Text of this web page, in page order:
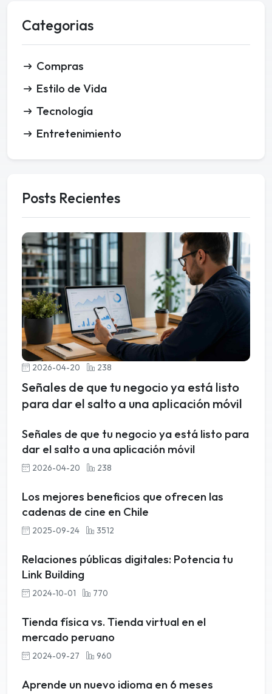
Categorias
Compras
Estilo de Vida
Tecnología
Entretenimiento
Posts Recientes
2026-04-20 238
Señales de que tu negocio ya está listo
para dar el salto a una aplicación móvil
Señales de que tu negocio ya está listo para
dar el salto a una aplicación móvil
2026-04-20 238
Los mejores beneficios que ofrecen las
cadenas de cine en Chile
2025-09-24 3512
Relaciones públicas digitales: Potencia tu
Link Building
2024-10-01 770
Tienda física vs. Tienda virtual en el
mercado peruano
2024-09-27 960
Aprende un nuevo idioma en 6 meses